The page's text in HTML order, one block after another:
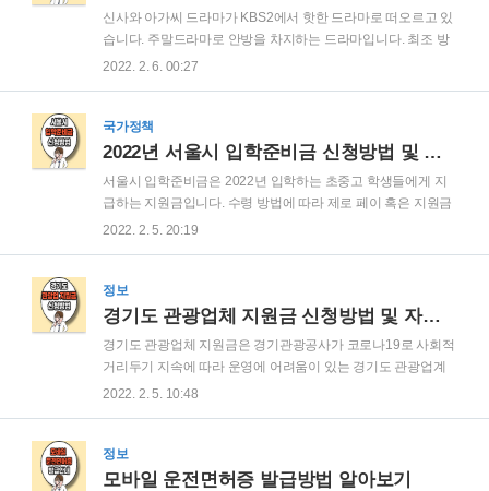
정액 = 소득평가액 + 재산의 소득환산액으로 산정합니다. 2022
년 차상위계층 보장가구 2022년 차상위계층 보장은 가구단위
보장을 원칙으로 합니다. 보장가구의 범위는 다음과 같습니다.
보장가구에 포함되는 사람 세대별 주..
신사와 아가씨 드라마가 KBS2에서 핫한 드라마로 떠오르고 있
습니다. 주말드라마로 안방을 차지하는 드라마입니다. 최조 방
영일은 2021년 9월부터 시작하여 현재 방영 중입니다. 인기 많
KBS2 방송시간 : 토, 일(19시 55분) 총 50부작 주연 : 지현우, 이
세희, 강은탁, 박하나 신사와 아가씨 줄거리 95년생 박단단이 자
이나 딸린 홀아비인데 주변 사람들은 미쳤다고 합니다. 이 둘의
사랑이 과연 이어질지? 나이 차이로 인한 갈등, 사랑과 배신, 욕
망과 질투, 모성애와 부성애 등 인간 세상사에 일어나는 많은 일
들을 유..
2022. 2. 6. 00:27
국가정책
2022년 서울시 입학준비금 신청방법 및 후기
서울시 입학준비금은 2022년 입학하는 초중고 학생들에게 지
급하는 지원금입니다. 수령 방법에 따라 제로 페이 혹은 지원금
으로 받을 수 있습니다. 신청방법, 금액에 대해 자세히 알아보겠
생들 전부가 지원금을 받을 수 있습니다. 서울시에 해당하는 신
입생은 약 7만 명이 해당 대상입니다. 서울시 입학준비금 지원
이며 중, 고등학교는 1인당 30만 원까지 지원을 합니다. 입학준
비금은 모바일 포인트(제로 페이)로 받거나, 교복 학교주관 구매
를 통하여 교복을 구입할 수 있습니다. 만약 교복으로 선택을 하
게 되면 학교에서 지정한 1..
2022. 2. 5. 20:19
정보
경기도 관광업체 지원금 신청방법 및 자격대상 알아보기
경기도 관광업체 지원금은 경기관광공사가 코로나19로 사회적
거리두기 지속에 따라 운영에 어려움이 있는 경기도 관광업계
를 돕기 위하여 지원금을 지급하기로 결정하였습니다. 신청방
경기도 관광업계 운영 지원사업입니다. 접수기간, 지원대상, 지
원금액은 다음과 같습니다. 접수기간 : 2022.02.16(수) ~
2022. 2. 5. 10:48
정보
모바일 운전면허증 발급방법 알아보기